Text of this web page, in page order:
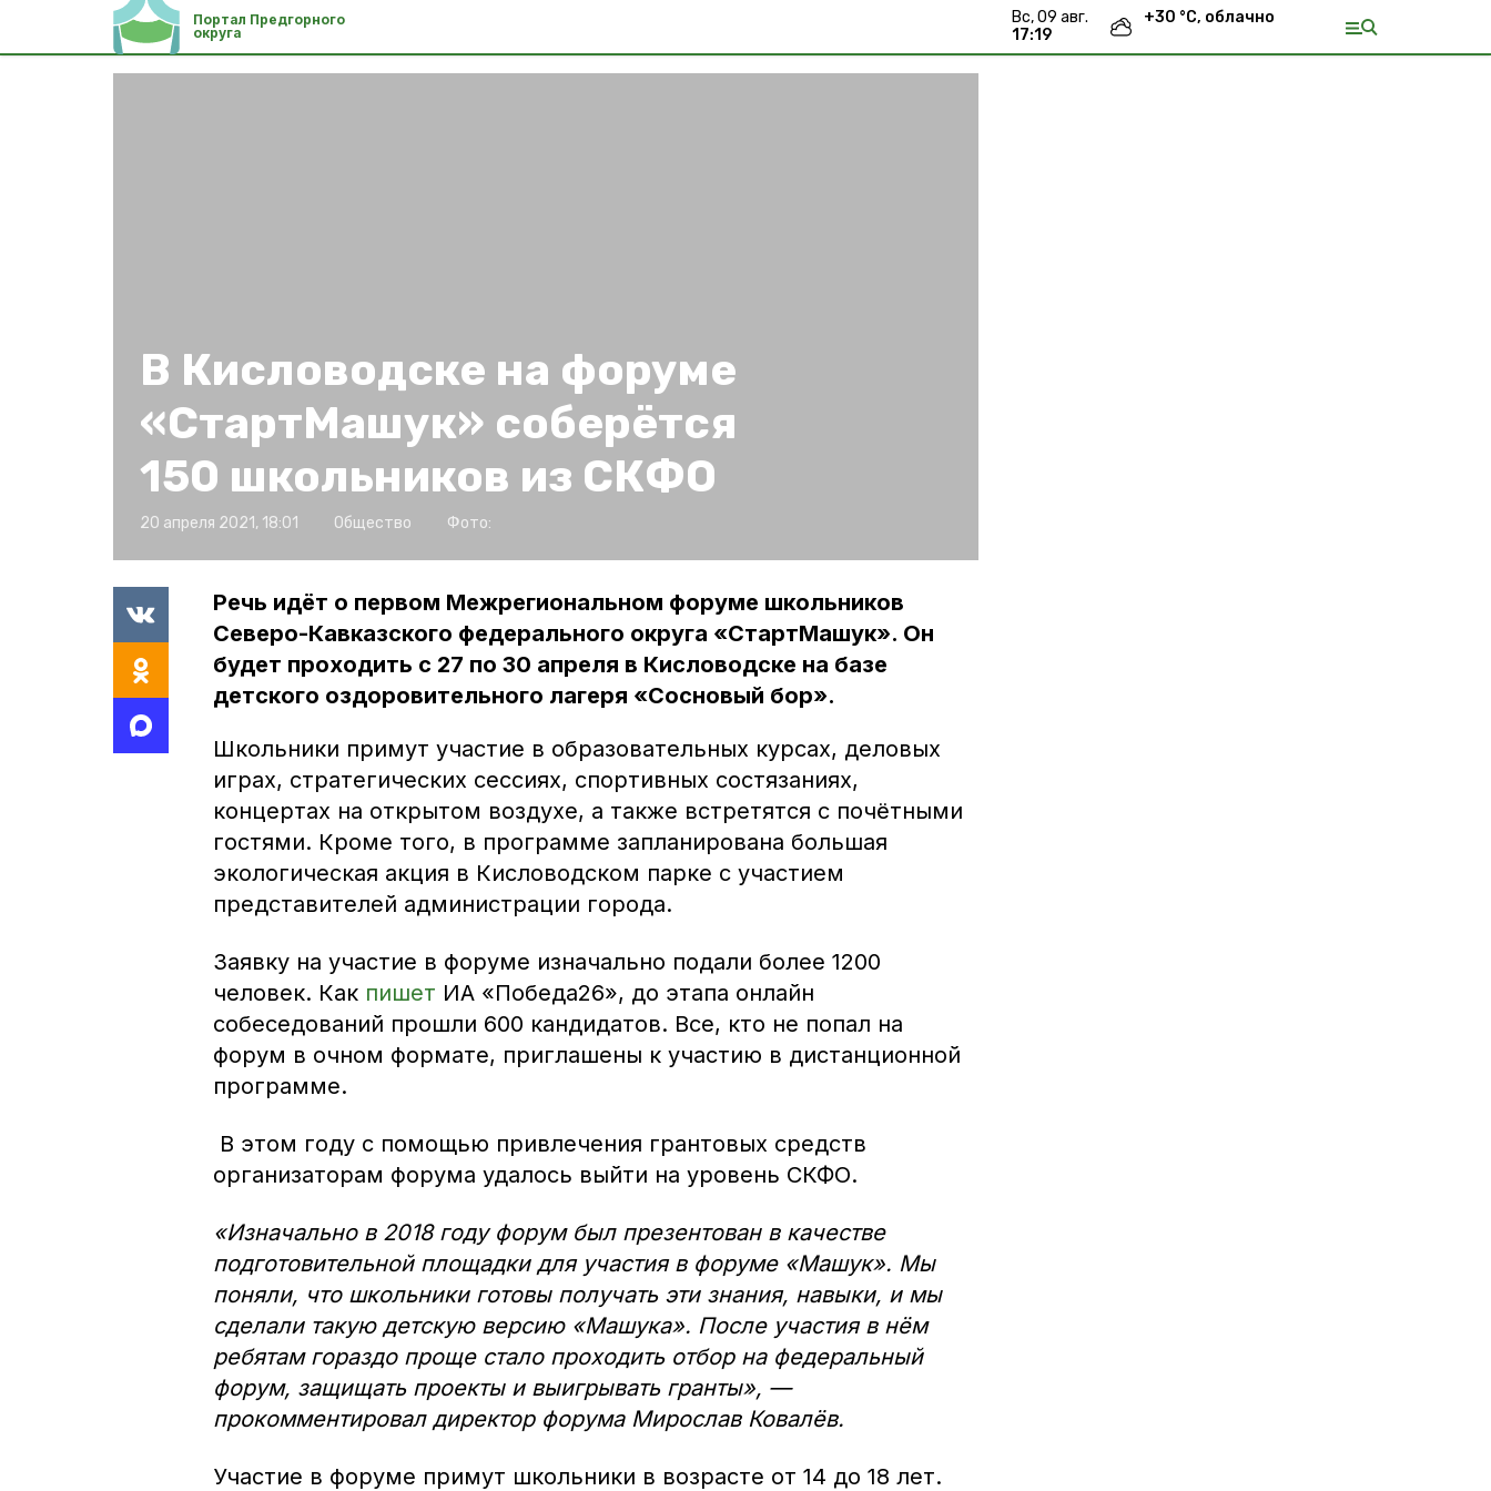
Портал Предгорного
округа
вс, 09 авг.
17:19
+30 °С, облачно
В Кисловодске на форуме
«СтартМашук» соберётся
150 школьников из СКФО
20 апреля 2021, 18:01 Общество Фото:
Речь идёт о первом Межрегиональном форуме школьников
Северо-Кавказского федерального округа «СтартМашук». Он
будет проходить с 27 по 30 апреля в Кисловодске на базе
детского оздоровительного лагеря «Сосновый бор».
Школьники примут участие в образовательных курсах, деловых
играх, стратегических сессиях, спортивных состязаниях,
концертах на открытом воздухе, а также встретятся с почётными
гостями. Кроме того, в программе запланирована большая
экологическая акция в Кисловодском парке с участием
представителей администрации города.
Заявку на участие в форуме изначально подали более 1200
человек. Как пишет ИА «Победа26», до этапа онлайн
собеседований прошли 600 кандидатов. Все, кто не попал на
форум в очном формате, приглашены к участию в дистанционной
программе.
В этом году с помощью привлечения грантовых средств
организаторам форума удалось выйти на уровень СКФО.
«Изначально в 2018 году форум был презентован в качестве
подготовительной площадки для участия в форуме «Машук». Мы
поняли, что школьники готовы получать эти знания, навыки, и мы
сделали такую детскую версию «Машука». После участия в нём
ребятам гораздо проще стало проходить отбор на федеральный
форум, защищать проекты и выигрывать гранты», —
прокомментировал директор форума Мирослав Ковалёв.
Участие в форуме примут школьники в возрасте от 14 до 18 лет.